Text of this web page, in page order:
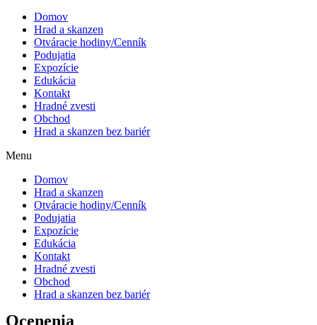
Domov
Hrad a skanzen
Otváracie hodiny/Cenník
Podujatia
Expozície
Edukácia
Kontakt
Hradné zvesti
Obchod
Hrad a skanzen bez bariér
Menu
Domov
Hrad a skanzen
Otváracie hodiny/Cenník
Podujatia
Expozície
Edukácia
Kontakt
Hradné zvesti
Obchod
Hrad a skanzen bez bariér
Ocenenia